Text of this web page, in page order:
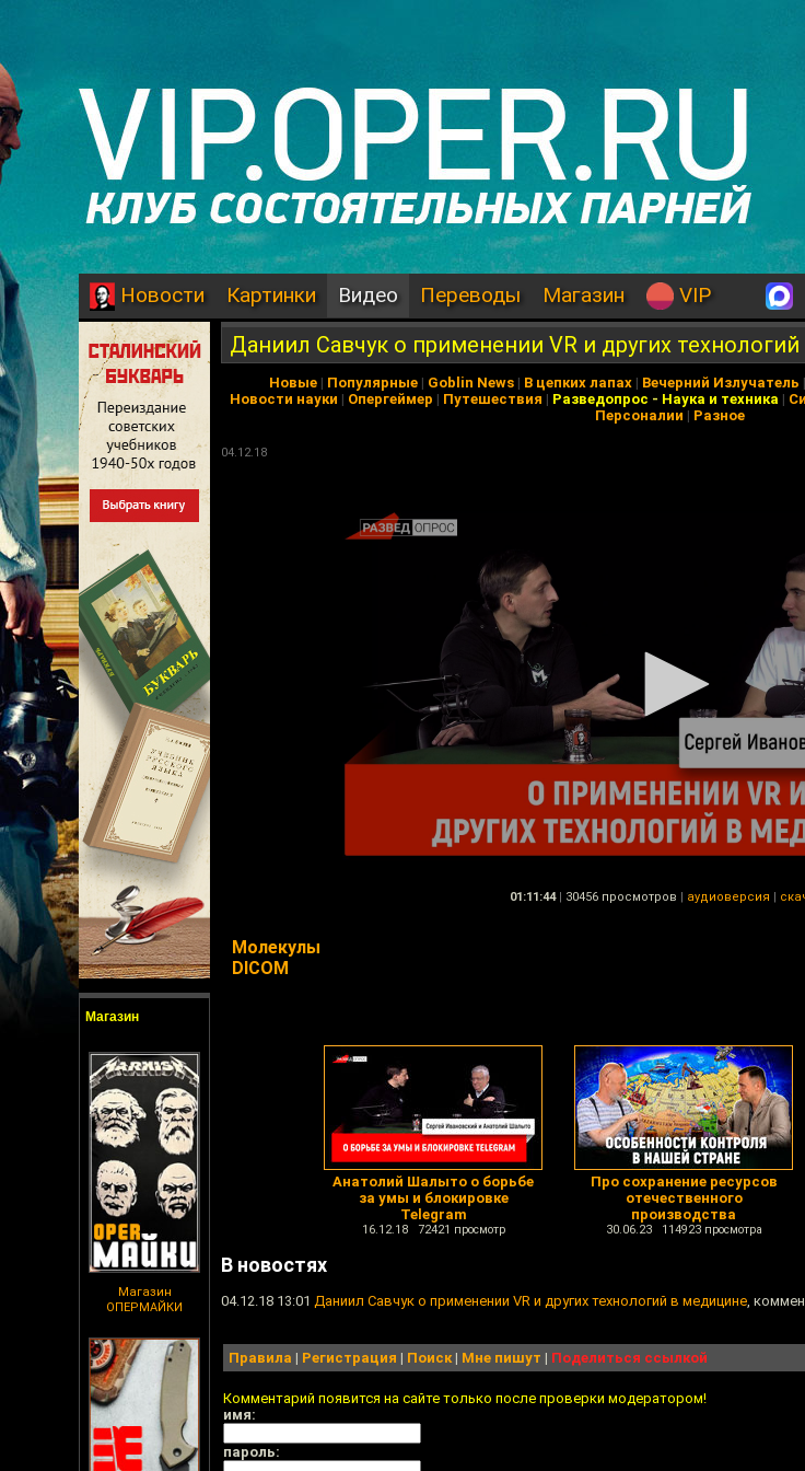
Новости Картинки Видео Переводы Магазин VIP
Магазин
Магазин
ОПЕРМАЙКИ
Даниил Савчук о применении VR и других
Новые | Популярные | Goblin News | В цепких лапах | Вечерний Излучатель |
Новости науки | Опергеймер | Путешествия | Разведопрос - Наука и техника |
Персоналии | Разное
04.12.18
01:11:44 | 30456 просмотров | аудиоверсия |
Молекулы
DICOM
Анатолий Шалыто о борьбе
за умы и блокировке
Telegram
16.12.18 72421 просмотр
Про сохранение ресурсов
отечественного
производства
30.06.23 114923 просмотра
В новостях
04.12.18 13:01 Даниил Савчук о применении VR и других технологий в медицине,
Правила | Регистрация | Поиск| Мне пишут | Поделиться ссылкой
Комментарий появится на сайте только после проверки модератором!
имя:
пароль: